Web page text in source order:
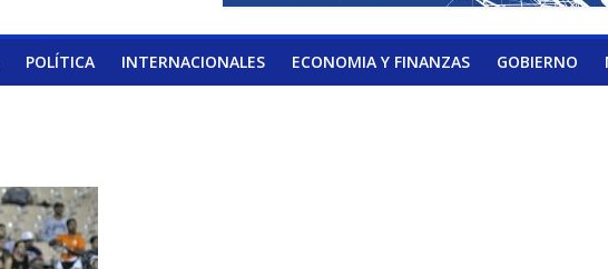
POLÍTICA INTERNACIONALES ECONOMIA Y FINANZAS GOBIERNO